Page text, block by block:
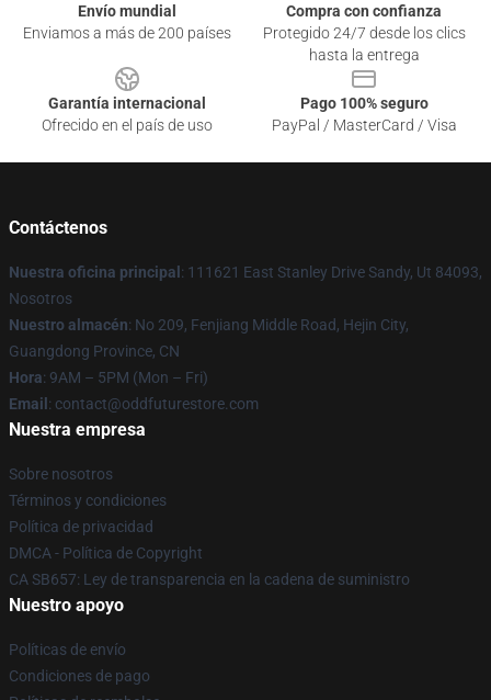
Envío mundial
Enviamos a más de 200 países
Compra con confianza
Protegido 24/7 desde los clics
hasta la entrega
Garantía internacional
Ofrecido en el país de uso
Pago 100% seguro
PayPal / MasterCard / Visa
Contáctenos
Nuestra oficina principal : 111621 East Stanley Drive Sandy, Ut 84093,
Nosotros
Nuestro almacén: No 209, Fenjiang Middle Road, Hejin City,
Guangdong Province, CN
Hora: 9AM – 5PM (Mon – Fri)
Email : contact@oddfuturestore.com
Nuestra empresa
Sobre nosotros
Términos y condiciones
Política de privacidad
DMCA - Política de Copyright
CA SB657: Ley de transparencia en la cadena de suministro
Nuestro apoyo
Políticas de envío
Condiciones de pago